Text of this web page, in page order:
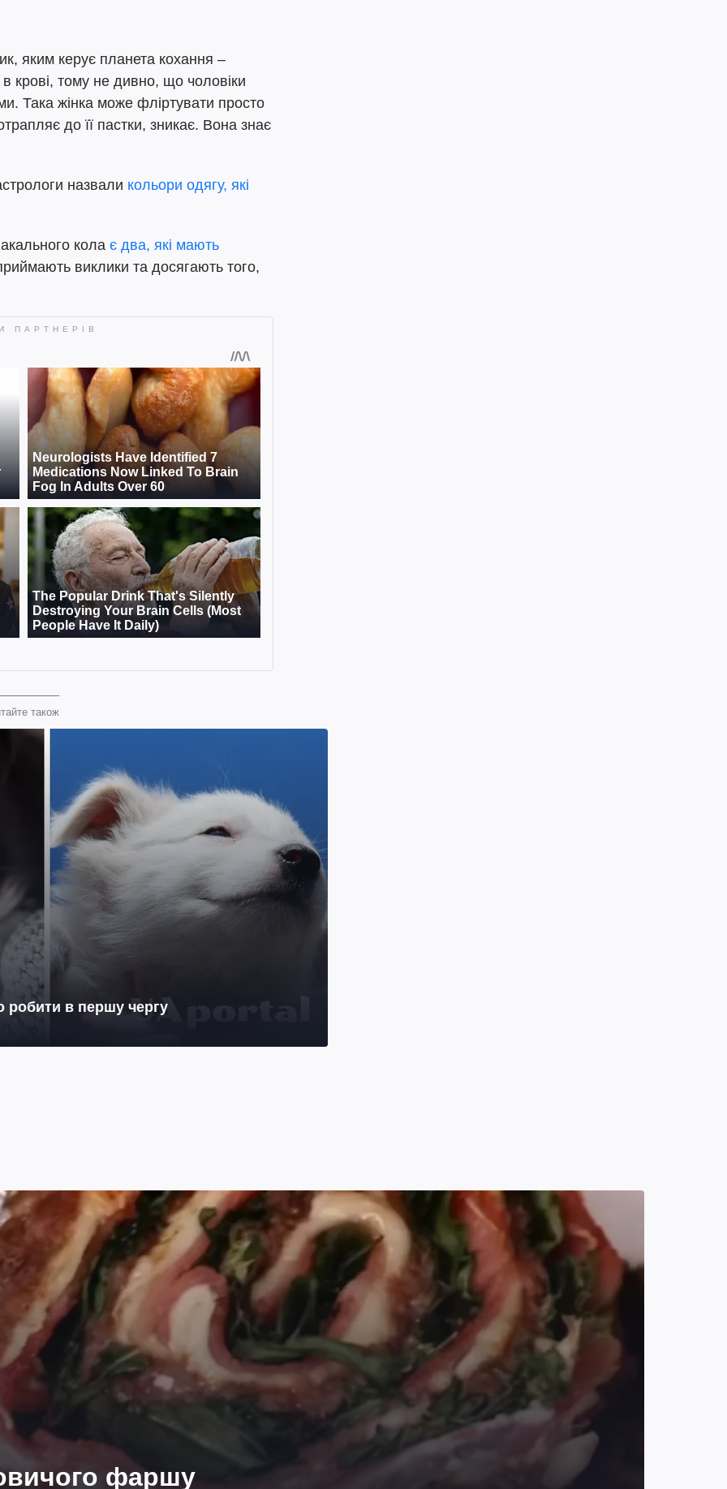
яким керує планета кохання –
крові, тому не дивно, що чоловіки
Така жінка може фліртувати просто
до її пастки, зникає. Вона знає
назвали кольори одягу, які
кола є два, які мають
виклики та досягають того,
також
робити в першу чергу
фаршу